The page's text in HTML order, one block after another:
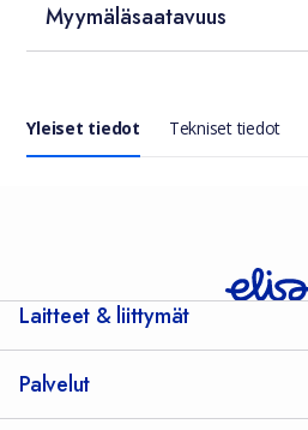
Myymäläsaatavuus
Yleiset tiedot Tekniset tiedot
Laitteet & liittymät
Palvelut